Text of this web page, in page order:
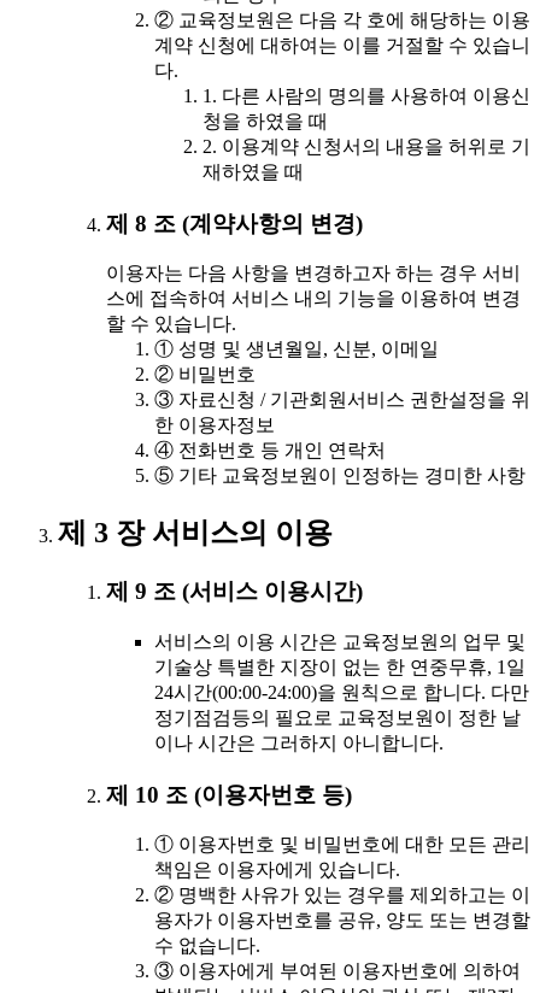
② 교육정보원은 다음 각 호에 해당하는 이용
계약 신청에 대하여는 이를 거절할 수 있습니
다.
1. 다른 사람의 명의를 사용하여 이용신
청을 하였을 때
2. 이용계약 신청서의 내용을 허위로 기
재하였을 때
제 8 조 (계약사항의 변경)
이용자는 다음 사항을 변경하고자 하는 경우 서비
스에 접속하여 서비스 내의 기능을 이용하여 변경
할 수 있습니다.
① 성명 및 생년월일, 신분, 이메일
② 비밀번호
③ 자료신청 / 기관회원서비스 권한설정을 위
한 이용자정보
④ 전화번호 등 개인 연락처
⑤ 기타 교육정보원이 인정하는 경미한 사항
제 3 장 서비스의 이용
제 9 조 (서비스 이용시간)
서비스의 이용 시간은 교육정보원의 업무 및
기술상 특별한 지장이 없는 한 연중무휴, 1일
24시간(00:00-24:00)을 원칙으로 합니다. 다만
정기점검등의 필요로 교육정보원이 정한 날
이나 시간은 그러하지 아니합니다.
제 10 조 (이용자번호 등)
① 이용자번호 및 비밀번호에 대한 모든 관리
책임은 이용자에게 있습니다.
② 명백한 사유가 있는 경우를 제외하고는 이
용자가 이용자번호를 공유, 양도 또는 변경할
수 없습니다.
③ 이용자에게 부여된 이용자번호에 의하여